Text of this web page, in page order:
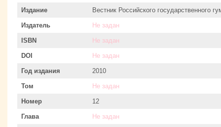
Издание Вестник Российского государственного
Издатель Не задан
ISBN Не задан
DOI Не задан
Год издания 2010
Том Не задан
Номер 12
Глава Не задан